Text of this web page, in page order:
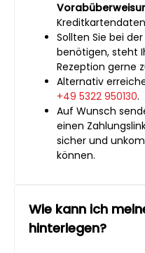
Sollten Sie bei
benötigen, steht
Rezeption gerne
Alternativ
+49 5322 950130.
Auf Wunsch
einen
sicher und
können.
Wie kann ich
hinterlegen?